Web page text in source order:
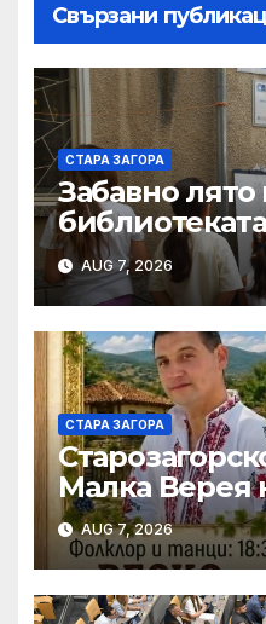
Свързани
СТАРА ЗАГОРА
Забавно лято
периода
14.08.2026
AUG 7, 2026
СТАРА ЗАГОРА
Малка Верея
гости на
събор
AUG 7, 2026